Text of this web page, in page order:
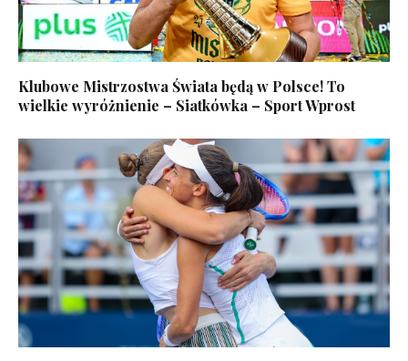
Klubowe Mistrzostwa Świata będą w Polsce! To
wielkie wyróżnienie – Siatkówka – Sport Wprost